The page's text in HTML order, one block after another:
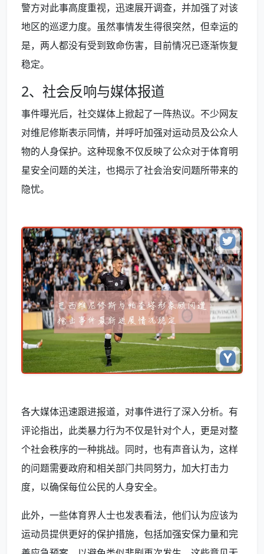
警方对此事高度重视，迅速展开调查，并加强了对该
地区的巡逻力度。虽然事情发生得很突然，但幸运的
是，两人都没有受到致命伤害，目前情况已逐渐恢复
稳定。
2、社会反响与媒体报道
事件曝光后，社交媒体上掀起了一阵热议。不少网友
对维尼修斯表示同情，并呼吁加强对运动员及公众人
物的人身保护。这种现象不仅反映了公众对于体育明
星安全问题的关注，也揭示了社会治安问题所带来的
隐忧。
各大媒体迅速跟进报道，对事件进行了深入分析。有
评论指出，此类暴力行为不仅是针对个人，更是对整
个社会秩序的一种挑战。同时，也有声音认为，这样
的问题需要政府和相关部门共同努力，加大打击力
度，以确保每位公民的人身安全。
此外，一些体育界人士也发表看法，他们认为应该为
运动员提供更好的保护措施，包括加强安保力量和完